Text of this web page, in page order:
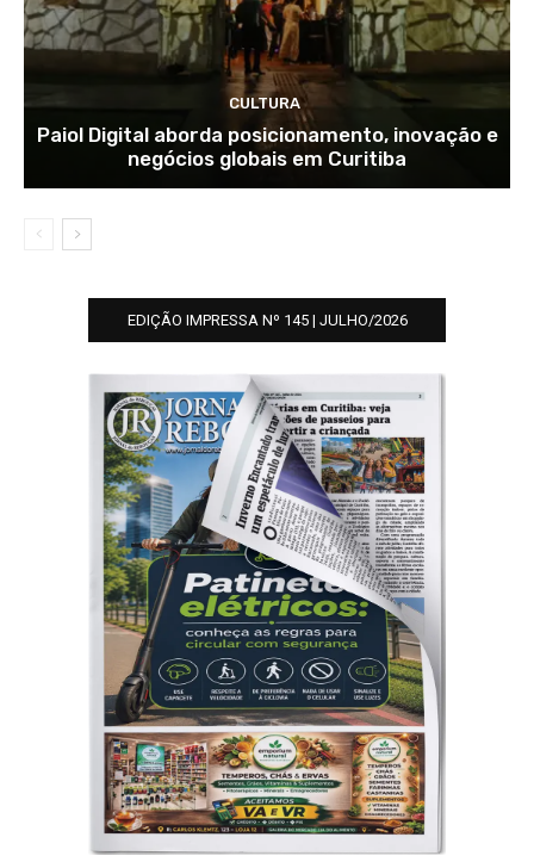
CULTURA
Paiol Digital aborda posicionamento, inovação e
negócios globais em Curitiba
EDIÇÃO IMPRESSA Nº 145 | JULHO/2026